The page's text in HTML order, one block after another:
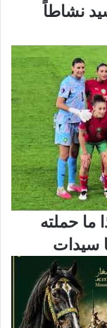
نشاطاً
ما حملته
سيدات